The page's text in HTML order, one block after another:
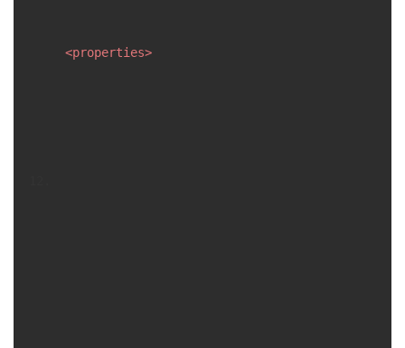
<properties>